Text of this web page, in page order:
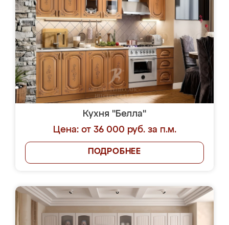
Кухня "Белла"
Цена: от 36 000 руб. за п.м.
ПОДРОБНЕЕ